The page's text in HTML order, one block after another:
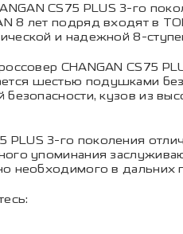
CS75 PLUS 3-го
8 лет подряд входят в
и надежной 8-
CHANGAN CS75
шестью подушками
кузов из
PLUS 3-го поколения
упоминания
необходимого в